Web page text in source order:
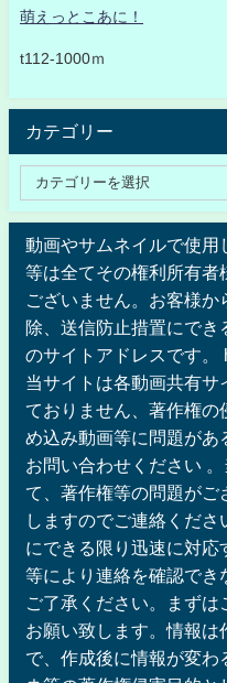
萌えっとこあに！
t112-1000ｍ
カテゴリー
動画やサムネイルで使用
等は全てその権利所有者
ございません。お客様か
除、送信防止措置にで
のサイトアドレスです。
当サイトは各動画共有サ
ておりません、著作権の
め込み動画等に問題があ
お問い合わせください
て、著作権等の問題がご
しますのでご連絡くだ
にできる限り迅速に対応
等により連絡を確認でき
ご了承ください。まず
お願い致します。情報
で、作成後に情報が変わ